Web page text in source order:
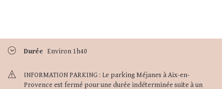
Durée Environ 1h40
INFORMATION PARKING : Le parking Méjanes à Aix-en-
Provence est fermé pour une durée indéterminée suite à un